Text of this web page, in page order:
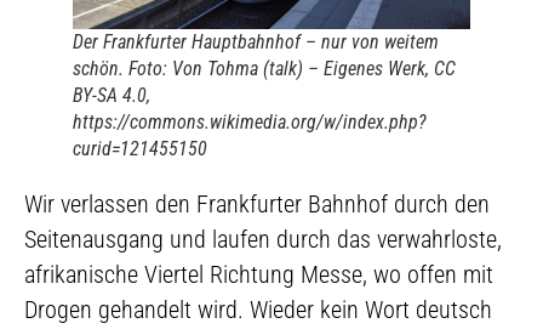
Der Frankfurter Hauptbahnhof – nur von weitem
schön. Foto: Von Tohma (talk) – Eigenes Werk, CC
BY-SA 4.0,
https://commons.wikimedia.org/w/index.php?
curid=121455150
Wir verlassen den Frankfurter Bahnhof durch den
Seitenausgang und laufen durch das verwahrloste,
afrikanische Viertel Richtung Messe, wo offen mit
Drogen gehandelt wird. Wieder kein Wort deutsch